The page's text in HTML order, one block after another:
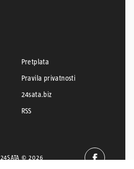
Pretplata
Pravila privatnosti
24sata.biz
RSS
24SATA © 2026